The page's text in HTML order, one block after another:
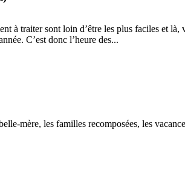
à traiter sont loin d’être les plus faciles et
C’est donc l’heure des...
mère, les familles recomposées, les